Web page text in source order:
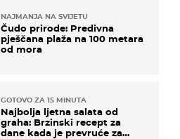
NAJMANJA NA SVIJETU
Čudo prirode: Predivna
pješčana plaža na 100 metara
od mora
GOTOVO ZA 15 MINUTA
Najbolja ljetna salata od
graha: Brzinski recept za
dane kada je prevruće za